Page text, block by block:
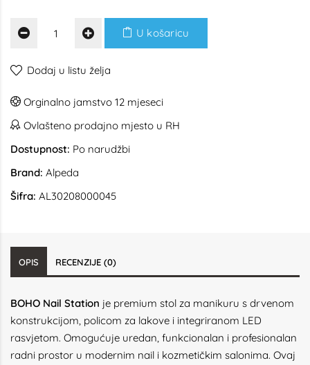
U košaricu
Dodaj u listu želja
Orginalno jamstvo 12 mjeseci
Ovlašteno prodajno mjesto u RH
Dostupnost: Po narudžbi
Brand: Alpeda
Šifra: AL30208000045
OPIS RECENZIJE (0)
BOHO Nail Station je premium stol za manikuru s drvenom
konstrukcijom, policom za lakove i integriranom LED
rasvjetom. Omogućuje uredan, funkcionalan i profesionalan
radni prostor u modernim nail i kozmetičkim salonima. Ovaj